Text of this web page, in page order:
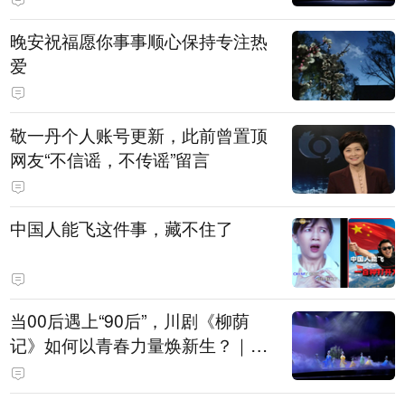
晚安祝福愿你事事顺心保持专注热
爱
敬一丹个人账号更新，此前曾置顶
网友“不信谣，不传谣”留言
中国人能飞这件事，藏不住了
当00后遇上“90后”，川剧《柳荫
记》如何以青春力量焕新生？｜文
化观察